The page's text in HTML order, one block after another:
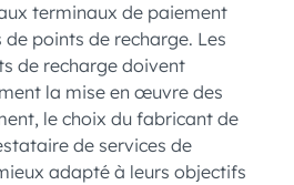
terminaux de paiement
points de recharge. Les
de recharge doivent
la mise en œuvre des
le choix du fabricant de
de services de
adapté à leurs objectifs